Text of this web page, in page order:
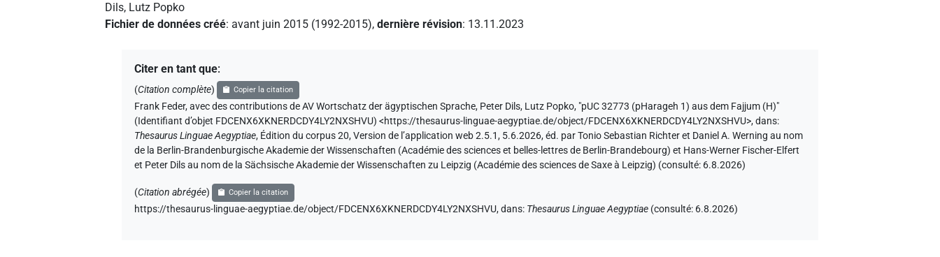
Dils, Lutz Popko
Fichier de données créé:avant juin 2015 (1992-2015),dernière révision: 13.11.2023
Citer en tant que:
(Citation complète) Copier la citation
Frank Feder,avec des contributions de AV Wortschatz der ägyptischen Sprache, Peter Dils, Lutz Popko, "pUC 32773 (pHarageh 1) aus dem Fajjum (H)"
(Identifiant d’objet FDCENX6XKNERDCDY4LY2NXSHVU)<https://thesaurus-linguae-aegyptiae.de/object/FDCENX6XKNERDCDY4LY2NXSHVU>,dans:
Thesaurus Linguae Aegyptiae, Édition du corpus 20, Version de l’application web 2.5.1, 5.6.2026, éd. par Tonio Sebastian Richter et Daniel A. Werning au nom
de la Berlin-Brandenburgische Akademie der Wissenschaften (Académie des sciences et belles-lettres de Berlin-Brandebourg) et Hans-Werner Fischer-Elfert
et Peter Dils au nom de la Sächsische Akademie der Wissenschaften zu Leipzig (Académie des sciences de Saxe à Leipzig) (consulté: 6.8.2026)
(Citation abrégée) Copier la citation
https://thesaurus-linguae-aegyptiae.de/object/FDCENX6XKNERDCDY4LY2NXSHVU,dans: Thesaurus Linguae Aegyptiae (consulté: 6.8.2026)